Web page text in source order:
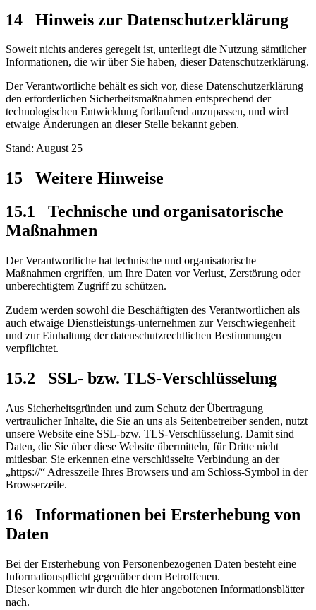
14 Hinweis zur Datenschutzerklärung
Soweit nichts anderes geregelt ist, unterliegt die Nutzung sämtlicher
Informationen, die wir über Sie haben, dieser Datenschutzerklärung.
Der Verantwortliche behält es sich vor, diese Datenschutzerklärung
den erforderlichen Sicherheitsmaßnahmen entsprechend der
technologischen Entwicklung fortlaufend anzupassen, und wird
etwaige Änderungen an dieser Stelle bekannt geben.
Stand: August 25
15 Weitere Hinweise
15.1 Technische und organisatorische
Maßnahmen
Der Verantwortliche hat technische und organisatorische
Maßnahmen ergriffen, um Ihre Daten vor Verlust, Zerstörung oder
unberechtigtem Zugriff zu schützen.
Zudem werden sowohl die Beschäftigten des Verantwortlichen als
auch etwaige Dienstleistungs-unternehmen zur Verschwiegenheit
und zur Einhaltung der datenschutzrechtlichen Bestimmungen
verpflichtet.
15.2 SSL- bzw. TLS-Verschlüsselung
Aus Sicherheitsgründen und zum Schutz der Übertragung
vertraulicher Inhalte, die Sie an uns als Seitenbetreiber senden, nutzt
unsere Website eine SSL-bzw. TLS-Verschlüsselung. Damit sind
Daten, die Sie über diese Website übermitteln, für Dritte nicht
mitlesbar. Sie erkennen eine verschlüsselte Verbindung an der
„https://“ Adresszeile Ihres Browsers und am Schloss-Symbol in der
Browserzeile.
16 Informationen bei Ersterhebung von
Daten
Bei der Ersterhebung von Personenbezogenen Daten besteht eine
Informationspflicht gegenüber dem Betroffenen.
Dieser kommen wir durch die hier angebotenen Informationsblätter
nach.